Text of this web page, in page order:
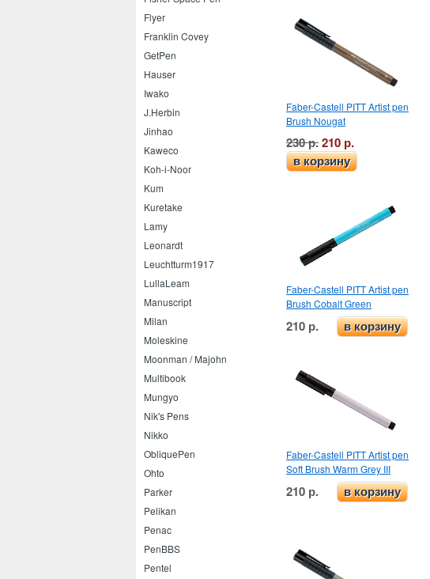
Flyer
Franklin Covey
GetPen
Hauser
Iwako
J.Herbin
Jinhao
Kaweco
Koh-i-Noor
Kum
Kuretake
Lamy
Leonardt
Leuchtturm1917
LullaLeam
Manuscript
Milan
Moleskine
Moonman / Majohn
Multibook
Mungyo
Nik's Pens
Nikko
ObliquePen
Ohto
Parker
Pelikan
Penac
PenBBS
Pentel
Faber-Castell PITT Artist pen
Brush Nougat
230 р.210 р.
в корзину
Faber-Castell PITT Artist pen
Brush Cobalt Green
210 р. в корзину
Faber-Castell PITT Artist pen
Soft Brush Warm Grey III
210 р. в корзину